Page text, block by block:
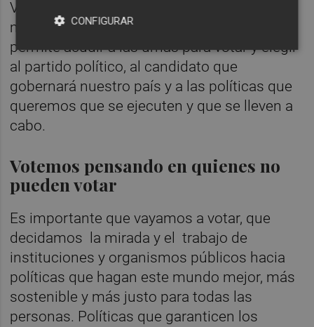
Vuelvo a insistir como hice en su día que
mañana la democracia de nuestro país nos
permite acudir a las urnas para votar y elegir
al partido político, al candidato que
gobernará nuestro país y a las políticas que
queremos que se ejecuten y que se lleven a
cabo.
Votemos pensando en quienes no
pueden votar
Es importante que vayamos a votar, que
decidamos la mirada y el trabajo de
instituciones y organismos públicos hacia
políticas que hagan este mundo mejor, más
sostenible y más justo para todas las
personas. Políticas que garanticen los
CONFIGURAR